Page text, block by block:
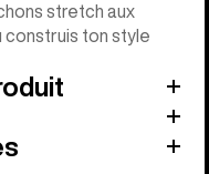
stretch aux
construis ton style